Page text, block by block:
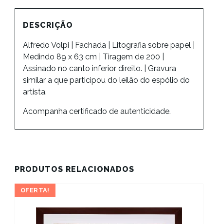
DESCRIÇÃO
Alfredo Volpi | Fachada | Litografia sobre papel |
Medindo 89 x 63 cm | Tiragem de 200 |
Assinado no canto inferior direito. | Gravura
similar a que participou do leilão do espólio do
artista.
Acompanha certificado de autenticidade.
PRODUTOS RELACIONADOS
OFERTA!